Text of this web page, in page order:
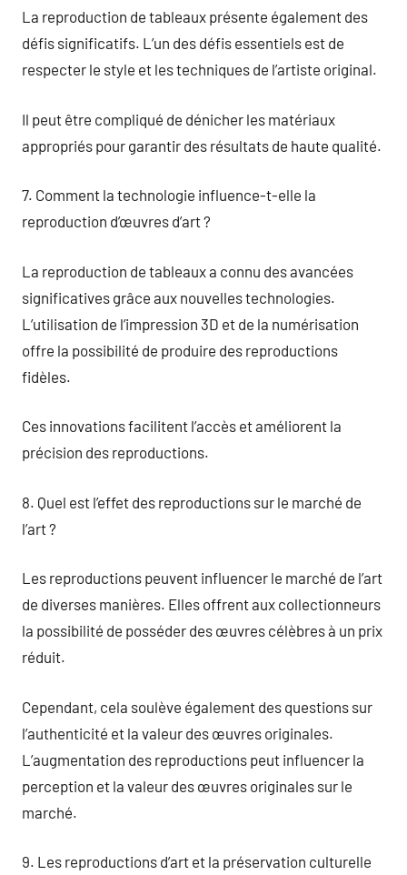
La reproduction de tableaux présente également des
défis significatifs. L’un des défis essentiels est de
respecter le style et les techniques de l’artiste original.
Il peut être compliqué de dénicher les matériaux
appropriés pour garantir des résultats de haute qualité.
7. Comment la technologie influence-t-elle la
reproduction d’œuvres d’art ?
La reproduction de tableaux a connu des avancées
significatives grâce aux nouvelles technologies.
L’utilisation de l’impression 3D et de la numérisation
offre la possibilité de produire des reproductions
fidèles.
Ces innovations facilitent l’accès et améliorent la
précision des reproductions.
8. Quel est l’effet des reproductions sur le marché de
l’art ?
Les reproductions peuvent influencer le marché de l’art
de diverses manières. Elles offrent aux collectionneurs
la possibilité de posséder des œuvres célèbres à un prix
réduit.
Cependant, cela soulève également des questions sur
l’authenticité et la valeur des œuvres originales.
L’augmentation des reproductions peut influencer la
perception et la valeur des œuvres originales sur le
marché.
9. Les reproductions d’art et la préservation culturelle